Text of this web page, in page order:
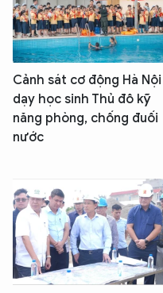
Cảnh sát cơ động Hà Nội
dạy học sinh Thủ đô kỹ
năng phòng, chống đuối
nước